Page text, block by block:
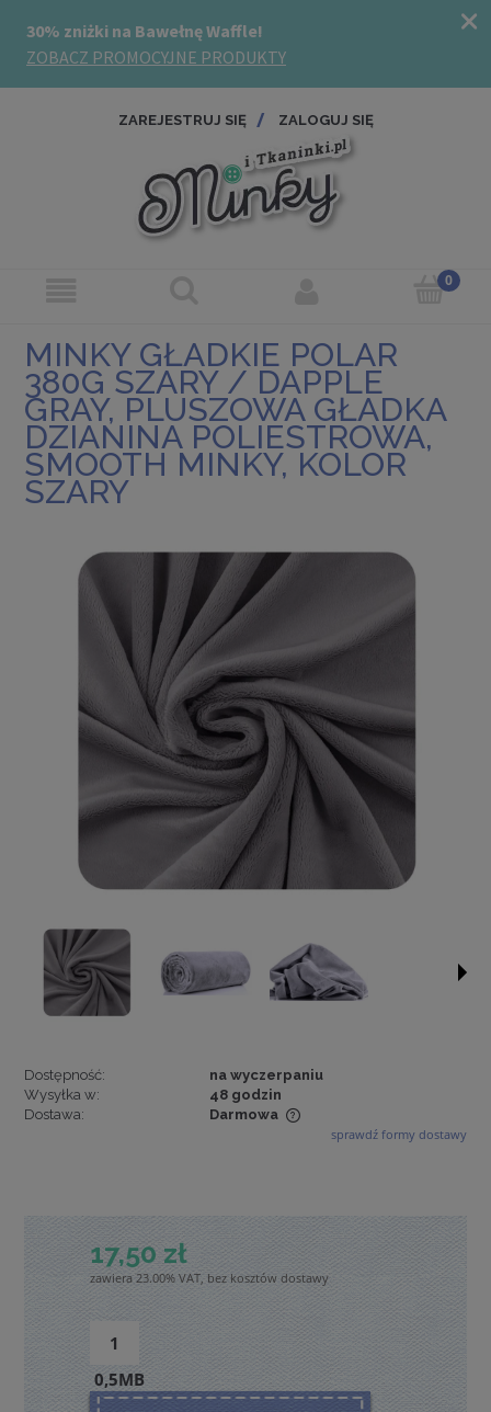
ZAREJESTRUJ SIĘ ZALOGUJ SIĘ
MINKY GŁADKIE POLAR
380G SZARY / DAPPLE
GRAY, PLUSZOWA GŁADKA
DZIANINA POLIESTROWA,
SMOOTH MINKY, KOLOR
SZARY
Dostępność:
na wyczerpaniu
Wysyłka w:
48 godzin
Dostawa:
Darmowa
Cena nie zawiera ewentualnych kosztów płatności
sprawdź formy dostawy
17,50 zł
zawiera 23.00% VAT, bez kosztów dostawy
0,5MB